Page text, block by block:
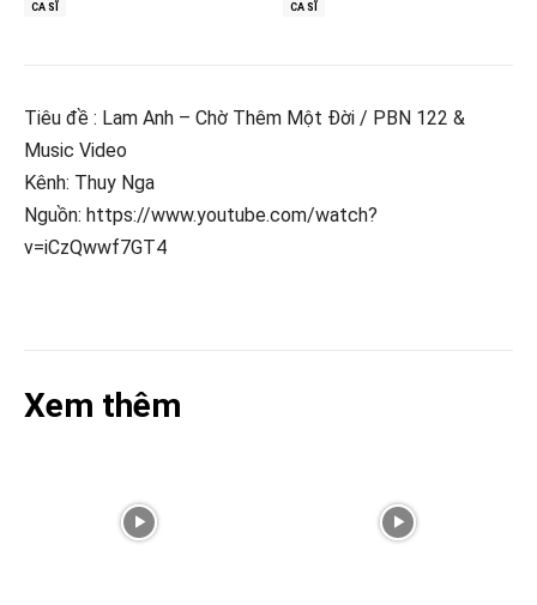
CA SĨ CA SĨ
Tiêu đề : Lam Anh – Chờ Thêm Một Đời / PBN 122 &
Music Video
Kênh: Thuy Nga
Nguồn: https://www.youtube.com/watch?
v=iCzQwwf7GT4
Xem thêm